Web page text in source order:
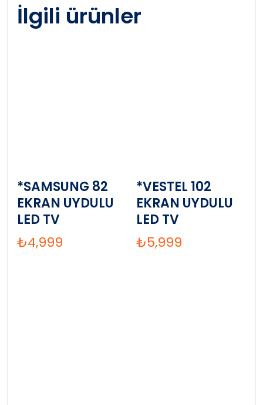
İlgili ürünler
*SAMSUNG 82
EKRAN UYDULU
LED TV
₺4,999
*VESTEL 102
EKRAN UYDULU
LED TV
₺5,999